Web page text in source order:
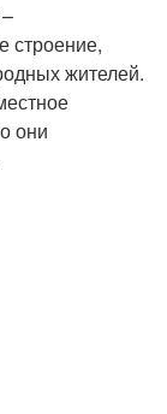
строение,
жителей.
они